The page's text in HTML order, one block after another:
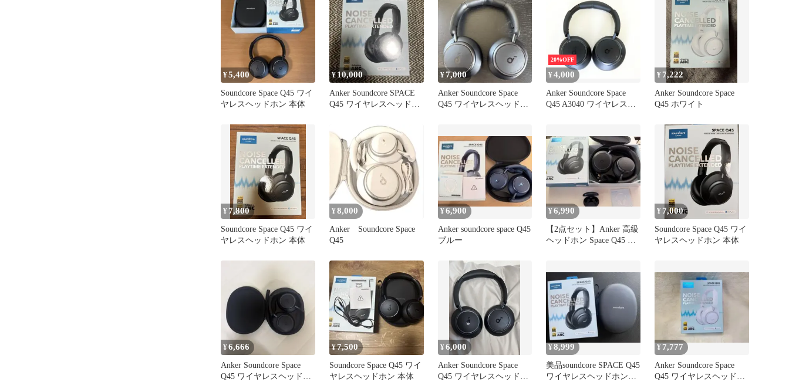
¥5,400
Soundcore Space Q45 ワイ
ヤレスヘッドホン 本体
¥10,000
Anker Soundcore SPACE
Q45 ワイヤレスヘッドホ
¥7,000
Anker Soundcore Space
Q45 ワイヤレスヘッドホ
20%OFF
¥ 4,000
Anker Soundcore Space
Q45 A3040 ワイヤレスヘ
¥ 7,222
Anker Soundcore Space
Q45 ホワイト
¥ 7,800
Soundcore Space Q45 ワイ
ヤレスヘッドホン 本体
¥ 8,000
Anker Soundcore Space
Q45
¥6,900
Anker soundcore space Q45
ブルー
¥6,990
⁠【2点セット】Anker 高級
ヘッドホン Space Q45 ＆
¥ 7,000
Soundcore Space Q45 ワイ
ヤレスヘッドホン 本体
¥6,666
Anker Soundcore Space
Q45 ワイヤレスヘッドホ
¥7,500
Soundcore Space Q45 ワイ
ヤレスヘッドホン 本体
¥6,000
Anker Soundcore Space
Q45 ワイヤレスヘッドホ
¥8,999
美品soundcore SPACE Q45
ワイヤレスヘッドホン
¥ 7,777
Anker Soundcore Space
Q45 ワイヤレスヘッドホ